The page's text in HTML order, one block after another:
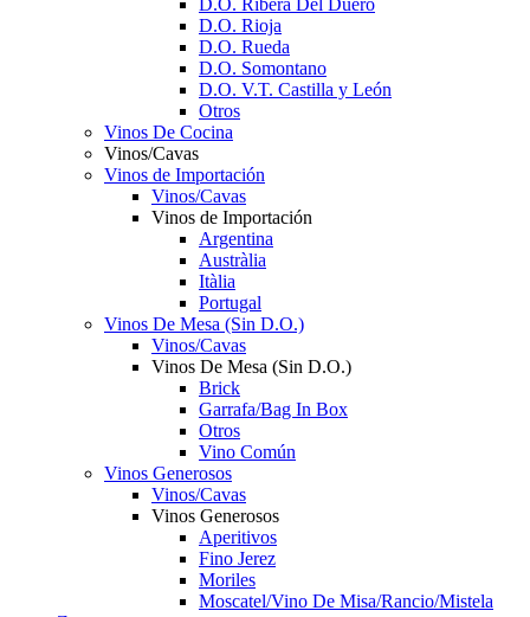
D.O. Ribera Del Duero
D.O. Rioja
D.O. Rueda
D.O. Somontano
D.O. V.T. Castilla y León
Otros
Vinos De Cocina
Vinos/Cavas
Vinos de Importación
Vinos/Cavas
Vinos de Importación
Argentina
Austràlia
Itàlia
Portugal
Vinos De Mesa (Sin D.O.)
Vinos/Cavas
Vinos De Mesa (Sin D.O.)
Brick
Garrafa/Bag In Box
Otros
Vino Común
Vinos Generosos
Vinos/Cavas
Vinos Generosos
Aperitivos
Fino Jerez
Moriles
Moscatel/Vino De Misa/Rancio/Mistela